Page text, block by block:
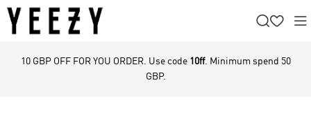
10 GBP OFF FOR YOU ORDER. Use code 10ff. Minimum spend 50
GBP.